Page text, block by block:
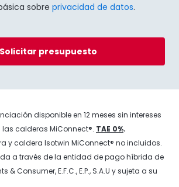
sobre privacidad de datos.
Solicitar presupuesto
disponible en 12 meses sin intereses
calderas MiConnect®. TAE 0%.
y caldera Isotwin MiConnect® no incluidos.
a través de la entidad de pago híbrida de
& Consumer, E.F.C., E.P., S.A.U y sujeta a su